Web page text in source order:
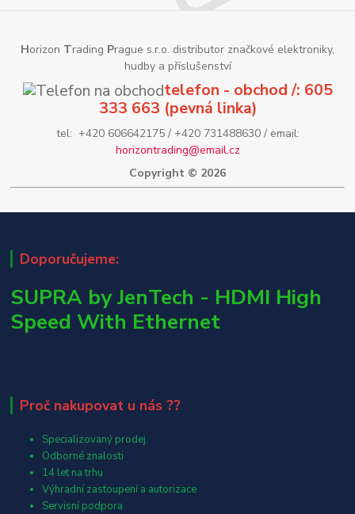
Horizon Trading Prague s.r.o. distributor značkové elektroniky,
hudby a příslušenství
telefon - obchod /: 605
333 663 (pevná linka)
tel: +420 606642175 / +420 731488630 / email:
horizontrading@email.cz
Copyright © 2026
Doporučujeme:
SUPRA by JenTech - HDMI High
Speed With Ethernet
Proč nakupovat u nás ??
Specializovaný prodej
Odborné znalosti
14 let na trhu
Výhradní zastoupení a autorizace
Servisní podpora